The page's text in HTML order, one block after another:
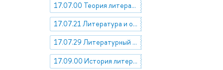
17.07.00 Теория литературы
17.07.21 Литература и общество
17.07.29 Литературный процесс
17.09.00 История литературы